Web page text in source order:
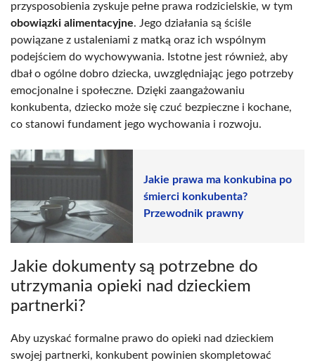
przysposobienia zyskuje pełne prawa rodzicielskie, w tym
obowiązki alimentacyjne. Jego działania są ściśle
powiązane z ustaleniami z matką oraz ich wspólnym
podejściem do wychowywania. Istotne jest również, aby
dbał o ogólne dobro dziecka, uwzględniając jego potrzeby
emocjonalne i społeczne. Dzięki zaangażowaniu
konkubenta, dziecko może się czuć bezpieczne i kochane,
co stanowi fundament jego wychowania i rozwoju.
Jakie prawa ma konkubina po
śmierci konkubenta?
Przewodnik prawny
Jakie dokumenty są potrzebne do
utrzymania opieki nad dzieckiem
partnerki?
Aby uzyskać formalne prawo do opieki nad dzieckiem
swojej partnerki, konkubent powinien skompletować